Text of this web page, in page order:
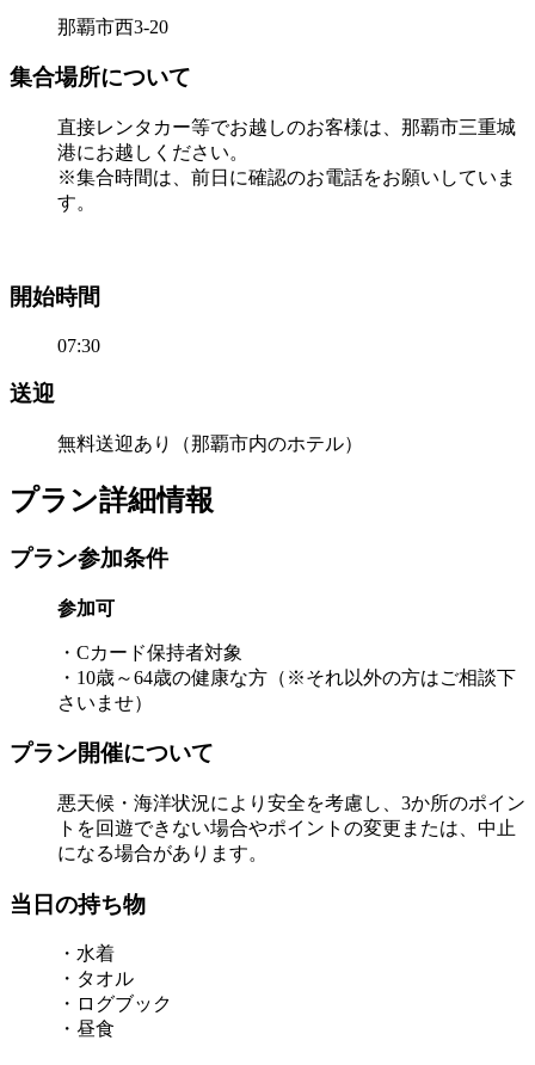
那覇市西3-20
集合場所について
直接レンタカー等でお越しのお客様は、那覇市三重城
港にお越しください。
※集合時間は、前日に確認のお電話をお願いしていま
す。
開始時間
07:30
送迎
無料送迎あり（那覇市内のホテル）
プラン詳細情報
プラン参加条件
参加可
・Cカード保持者対象
・10歳～64歳の健康な方（※それ以外の方はご相談下
さいませ）
プラン開催について
悪天候・海洋状況により安全を考慮し、3か所のポイン
トを回遊できない場合やポイントの変更または、中止
になる場合があります。
当日の持ち物
・水着
・タオル
・ログブック
・昼食